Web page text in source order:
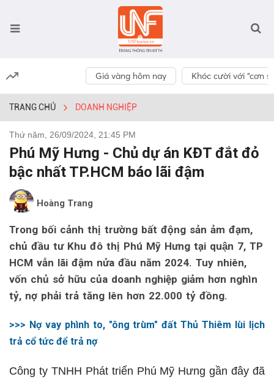
Giá vàng hôm nay Khóc cười với “cơn
TRANG CHỦ DOANH NGHIỆP
Thứ năm, 26/09/2024, 21:45 PM
Phú Mỹ Hưng - Chủ dự án KĐT đắt đỏ
bậc nhất TP.HCM báo lãi đậm
Hoàng Trang
Trong bối cảnh thị trường bất động sản ảm đạm,
chủ đầu tư Khu đô thị Phú Mỹ Hưng tại quận 7, TP
HCM vẫn lãi đậm nửa đầu năm 2024. Tuy nhiên,
vốn chủ sở hữu của doanh nghiệp giảm hơn nghìn
tỷ, nợ phải trả tăng lên hơn 22.000 tỷ đồng.
>>> Nợ vay phình to, "ông trùm" đất Thủ Thiêm lùi lịch
trả cổ tức để trả nợ
Công ty TNHH Phát triển Phú Mỹ Hưng gần đây đã